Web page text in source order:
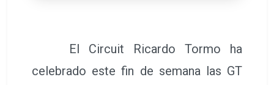
El Circuit Ricardo Tormo ha
celebrado este fin de semana las GT